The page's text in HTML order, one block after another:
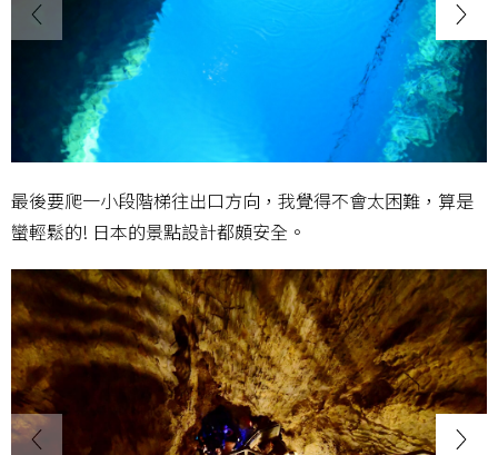
最後要爬一小段階梯往出口方向，我覺得不會太困難，算是
蠻輕鬆的! 日本的景點設計都頗安全。